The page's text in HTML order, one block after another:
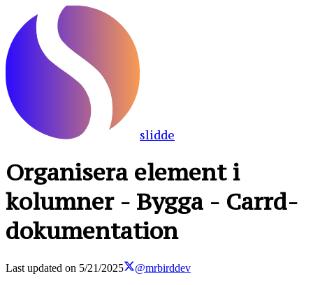
slidde
Organisera element i
kolumner - Bygga - Carrd-
dokumentation
Last updated on 5/21/2025 @mrbirddev